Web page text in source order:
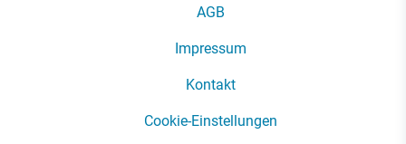
AGB
Impressum
Kontakt
Cookie-Einstellungen